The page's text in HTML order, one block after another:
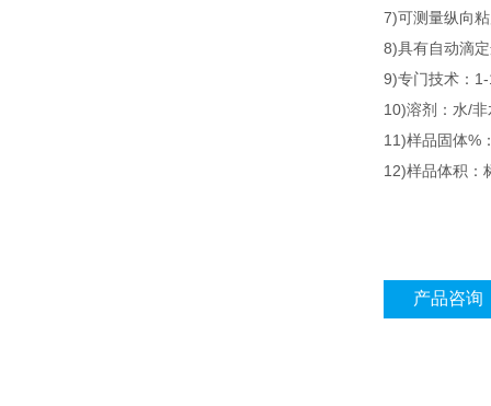
7)可测量纵向
8)具有自动滴
9)专门技术：
10)溶剂：水/非
11)样品固体%
12)样品体积：
产品咨询